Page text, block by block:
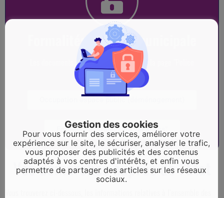
Formalités - Police municipale
Les documents sont téléchargeables sur la page "Police
municipale"
Formulaire "Tranquilité vacances"
Vos démarches auprès de l'Etat
Gestion des cookies
Pour vous fournir des services, améliorer votre
expérience sur le site, le sécuriser, analyser le trafic,
vous proposer des publicités et des contenus
adaptés à vos centres d'intérêts, et enfin vous
permettre de partager des articles sur les réseaux
sociaux.